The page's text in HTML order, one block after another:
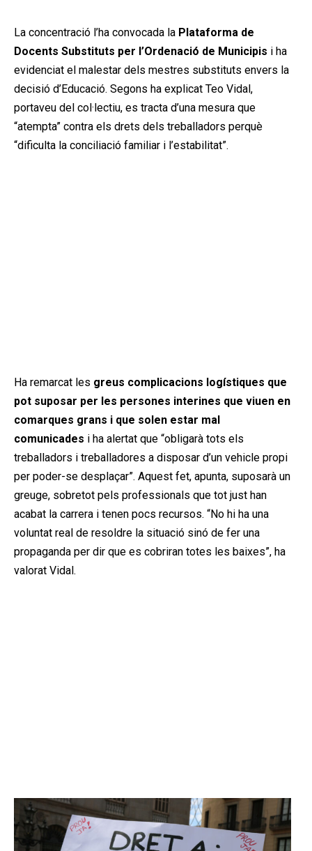
La concentració l’ha convocada la Plataforma de
Docents Substituts per l’Ordenació de Municipis i ha
evidenciat el malestar dels mestres substituts envers la
decisió d’Educació. Segons ha explicat Teo Vidal,
portaveu del col·lectiu, es tracta d’una mesura que
“atempta” contra els drets dels treballadors perquè
“dificulta la conciliació familiar i l’estabilitat”.
Ha remarcat les greus complicacions logístiques que
pot suposar per les persones interines que viuen en
comarques grans i que solen estar mal
comunicades i ha alertat que “obligarà tots els
treballadors i treballadores a disposar d’un vehicle propi
per poder-se desplaçar”. Aquest fet, apunta, suposarà un
greuge, sobretot pels professionals que tot just han
acabat la carrera i tenen pocs recursos. “No hi ha una
voluntat real de resoldre la situació sinó de fer una
propaganda per dir que es cobriran totes les baixes”, ha
valorat Vidal.